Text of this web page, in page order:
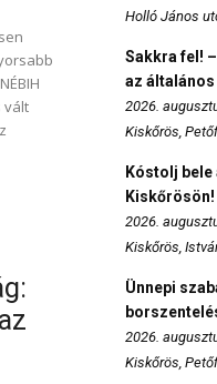
vált
Holló János
Sakkra fel!
az
2026.
Kiskőrös,
Kóstolj
Kiskőrösön!
2026.
Kiskőrös,
Ünnepi
2026.
Kiskőrös,